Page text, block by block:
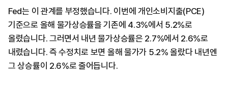
Fed는 이 관계를 부정했습니다. 이번에 개인소비지출(PCE)
기준으로 올해 물가상승률을 기존에 4.3%에서 5.2%로
올렸습니다. 그러면서 내년 물가상승률은 2.7%에서 2.6%로
내렸습니다. 즉 수정치로 보면 올해 물가가 5.2% 올랐다 내년엔
그 상승률이 2.6%로 줄어듭니다.